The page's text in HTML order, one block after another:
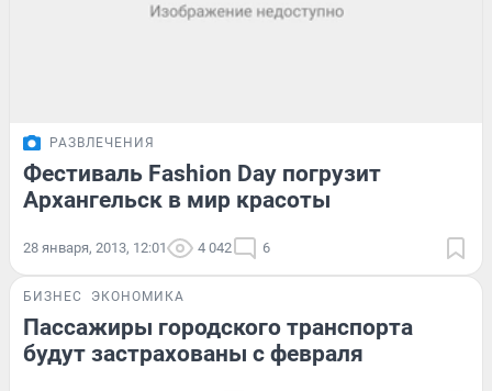
РАЗВЛЕЧЕНИЯ
Фестиваль Fashion Day погрузит
Архангельск в мир красоты
28 января, 2013, 12:01 4 042 6
БИЗНЕС ЭКОНОМИКА
Пассажиры городского транспорта
будут застрахованы с февраля